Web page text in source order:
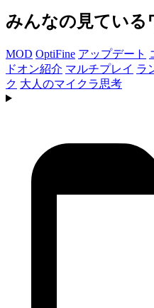
みんなの見ている
MOD OptiFine アップデート
ドオン紹介 マルチプレイ ラ
ク 大人のマイクラ思考